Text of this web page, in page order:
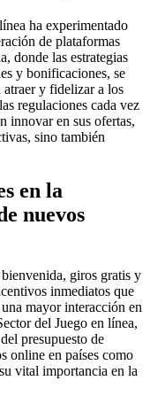
ha experimentado
de plataformas
donde las estrategias
y bonificaciones, se
atraer y fidelizar a los
regulaciones cada vez
innovar en sus ofertas,
sino también
en la
nuevos
giros gratis y
inmediatos que
mayor interacción en
del Juego en línea,
presupuesto de
online en países como
vital importancia en la